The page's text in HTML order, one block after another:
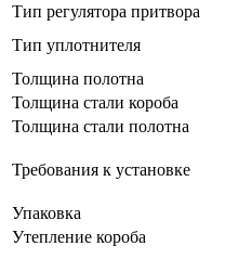
Тип регулятора притвора
Тип уплотнителя
Толщина полотна
Толщина стали короба
Толщина стали полотна
Требования к установке
Упаковка
Утепление короба